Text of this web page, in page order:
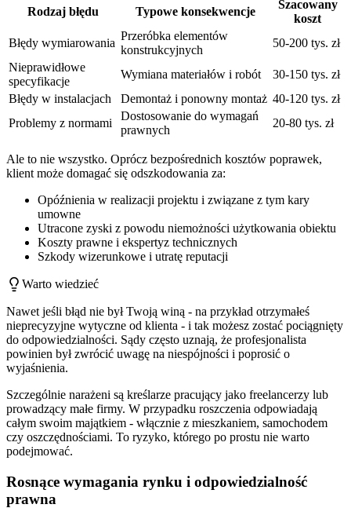
Rodzaj błędu Typowe konsekwencje
Szacowany
koszt
Błędy wymiarowania
Przeróbka elementów
konstrukcyjnych
50-200 tys. zł
Nieprawidłowe
specyfikacje
Wymiana materiałów i robót
30-150 tys. zł
Błędy w instalacjach
Demontaż i ponowny montaż 40-120 tys. zł
Problemy z normami
Dostosowanie do wymagań
prawnych
20-80 tys. zł
Ale to nie wszystko. Oprócz bezpośrednich kosztów poprawek,
klient może domagać się odszkodowania za:
Opóźnienia w realizacji projektu i związane z tym kary
umowne
Utracone zyski z powodu niemożności użytkowania obiektu
Koszty prawne i ekspertyz technicznych
Szkody wizerunkowe i utratę reputacji
Warto wiedzieć
Nawet jeśli błąd nie był Twoją winą - na przykład otrzymałeś
nieprecyzyjne wytyczne od klienta - i tak możesz zostać pociągnięty
do odpowiedzialności. Sądy często uznają, że profesjonalista
powinien był zwrócić uwagę na niespójności i poprosić o
wyjaśnienia.
Szczególnie narażeni są kreślarze pracujący jako freelancerzy lub
prowadzący małe firmy. W przypadku roszczenia odpowiadają
całym swoim majątkiem - włącznie z mieszkaniem, samochodem
czy oszczędnościami. To ryzyko, którego po prostu nie warto
podejmować.
Rosnące wymagania rynku i odpowiedzialność
prawna